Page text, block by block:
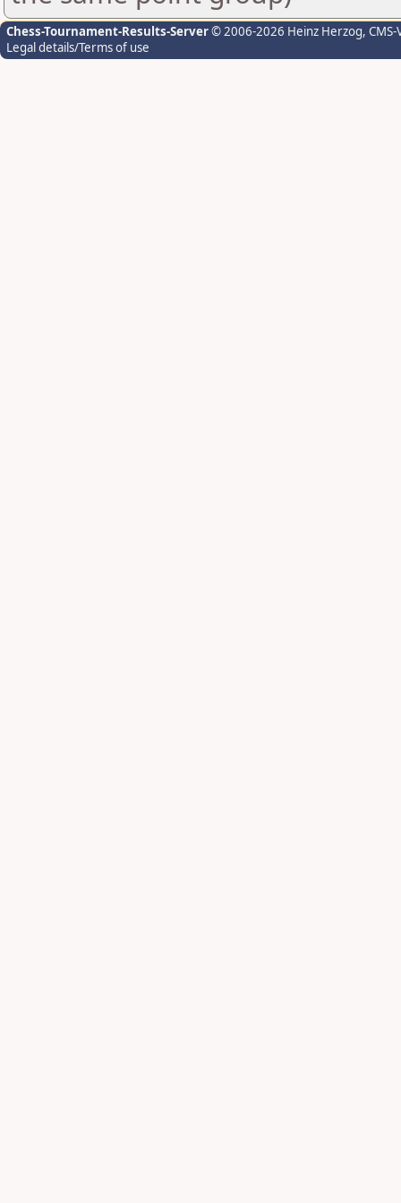
Chess-Tournament-Results-Server© 2006-2026 Heinz Herzog,
Legal details/Terms of use